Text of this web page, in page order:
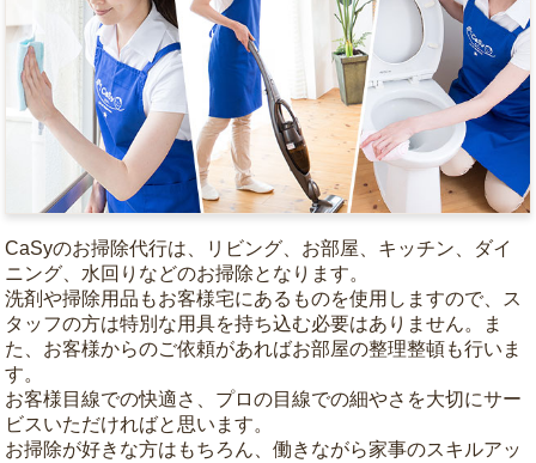
CaSyのお掃除代行は、リビング、お部屋、キッチン、ダイ
ニング、水回りなどのお掃除となります。
洗剤や掃除用品もお客様宅にあるものを使用しますので、ス
タッフの方は特別な用具を持ち込む必要はありません。ま
た、お客様からのご依頼があればお部屋の整理整頓も行いま
す。
お客様目線での快適さ、プロの目線での細やさを大切にサー
ビスいただければと思います。
お掃除が好きな方はもちろん、働きながら家事のスキルアッ